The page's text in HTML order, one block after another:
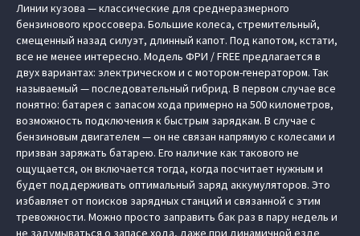
Линии кузова — классические для среднеразмерного
бензинового кроссовера. Большие колеса, стремительный,
смещенный назад силуэт, длинный капот. Под капотом, кстати,
все не менее интересно. Модель ФРИ / FREE предлагается в
двух вариантах: электрическом и с мотором-генератором. Так
называемый — последовательный гибрид. В первом случае все
понятно: батарея с запасом хода примерно на 500 километров,
возможность подключения к быстрым зарядкам. В случае с
бензиновым двигателем — он не связан напрямую с колесами и
призван заряжать батарею. Его наличие как такового не
ощущается, он включается тогда, когда посчитает нужным и
будет поддерживать оптимальный заряд аккумуляторов. Это
избавляет от поисков зарядных станций и связанной с этим
тревожности. Можно просто заправить бак раз в пару недель и
не задумываться о запасе хода, даже при динамичной езде